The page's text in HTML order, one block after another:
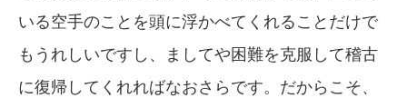
いる空手のことを頭に浮かべてくれることだけで
もうれしいですし、ましてや困難を克服して稽古
に復帰してくれればなおさらです。だからこそ、